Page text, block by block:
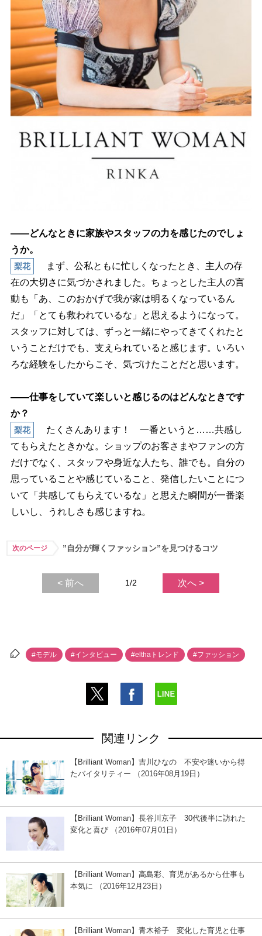
――どんなときに家族やスタッフの力を感じたのでしょ
うか。
梨花
まず、公私ともに忙しくなったとき、主人の存
在の大切さに気づかされました。ちょっとした主人の言
動も「あ、このおかげで我が家は明るくなっているん
だ」「とても救われているな」と思えるようになって。
スタッフに対しては、ずっと一緒にやってきてくれたと
いうことだけでも、支えられていると感じます。いろい
ろな経験をしたからこそ、気づけたことだと思います。
――仕事をしていて楽しいと感じるのはどんなときです
か？
梨花
たくさんあります！ 一番というと……共感し
てもらえたときかな。ショップのお客さまやファンの方
だけでなく、スタッフや身近な人たち、誰でも。自分の
思っていることや感じていること、発信したいことにつ
いて「共感してもらえているな」と思えた瞬間が一番楽
しいし、うれしさも感じますね。
次のページ ”自分が輝くファッション”を見つけるコツ
< 前へ 1/2 次へ >
#モデル #インタビュー #elthaトレンド #ファッション
関連リンク
【Brilliant Woman】吉川ひなの 不安や迷いから得
たバイタリティー （2016年08月19日）
【Brilliant Woman】長谷川京子 30代後半に訪れた
変化と喜び （2016年07月01日）
【Brilliant Woman】高島彩、育児があるから仕事も
本気に （2016年12月23日）
【Brilliant Woman】青木裕子 変化した育児と仕事